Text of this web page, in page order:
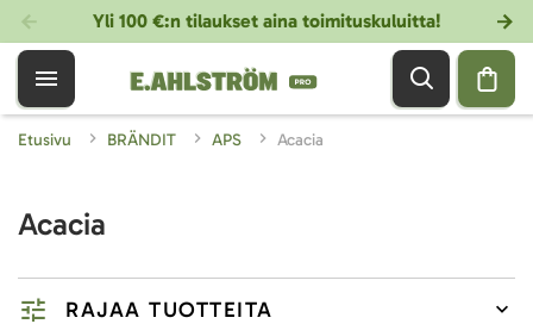
Yli 100 €:n tilaukset aina toimituskuluitta!
Etusivu BRÄNDIT APS Acacia
Acacia
RAJAA TUOTTEITA